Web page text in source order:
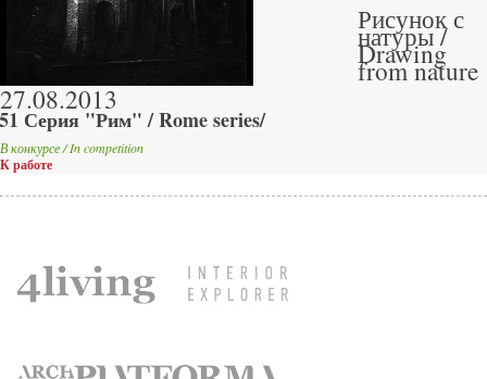
27.08.2013
Серия "Рим" / Rome series/
В конкурсе / In competition
К работе
Рисунок с
натуры /
Drawing
from nature